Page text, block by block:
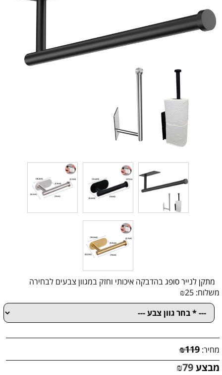
מתקן לנייר סופגבהדבקה איכותי וחזק במגוון צבעים לבחירה
משלוח:
₪25
מחיר: ₪119
מבצע ₪79